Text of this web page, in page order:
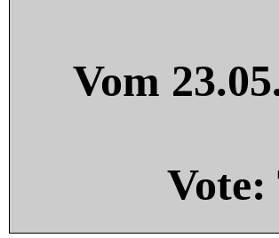
Vom
Vote: